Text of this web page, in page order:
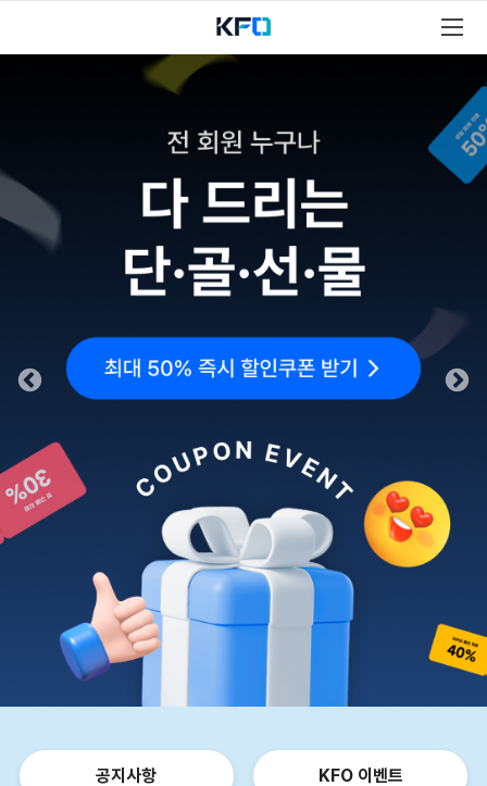
공지사항 KFO 이벤트